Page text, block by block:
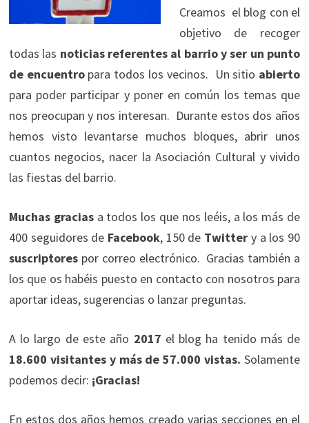
Creamos el blog con el
objetivo de recoger
todas las noticias referentes al barrio y ser un punto
de encuentropara todos los vecinos. Un sitio abierto
para poder participar y poner en común los temas que
nos preocupan y nos interesan. Durante estos dos años
hemos visto levantarse muchos bloques, abrir unos
cuantos negocios, nacer la Asociación Cultural y vivido
las fiestas del barrio.
Muchas graciasa todos los que nos leéis, a los más de
400 seguidores de Facebook, 150 de Twitter y a los 90
suscriptorespor correo electrónico. Gracias también a
los que os habéis puesto en contacto con nosotros para
aportar ideas, sugerencias o lanzar preguntas.
A lo largo de este año 2017 el blog ha tenido más de
18.600 visitantes y más de 57.000 vistas. Solamente
podemos decir: ¡Gracias!
En estos dos años hemos creado varias secciones en el